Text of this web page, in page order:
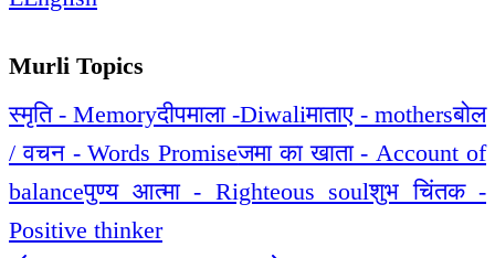
Murli Topics
स्मृति - Memoryदीपमाला -Diwaliमाताए - mothersबोल
/ वचन - Words Promiseजमा का खाता - Account of
balanceपुण्य आत्मा - Righteous soulशुभ चिंतक -
Positive thinker